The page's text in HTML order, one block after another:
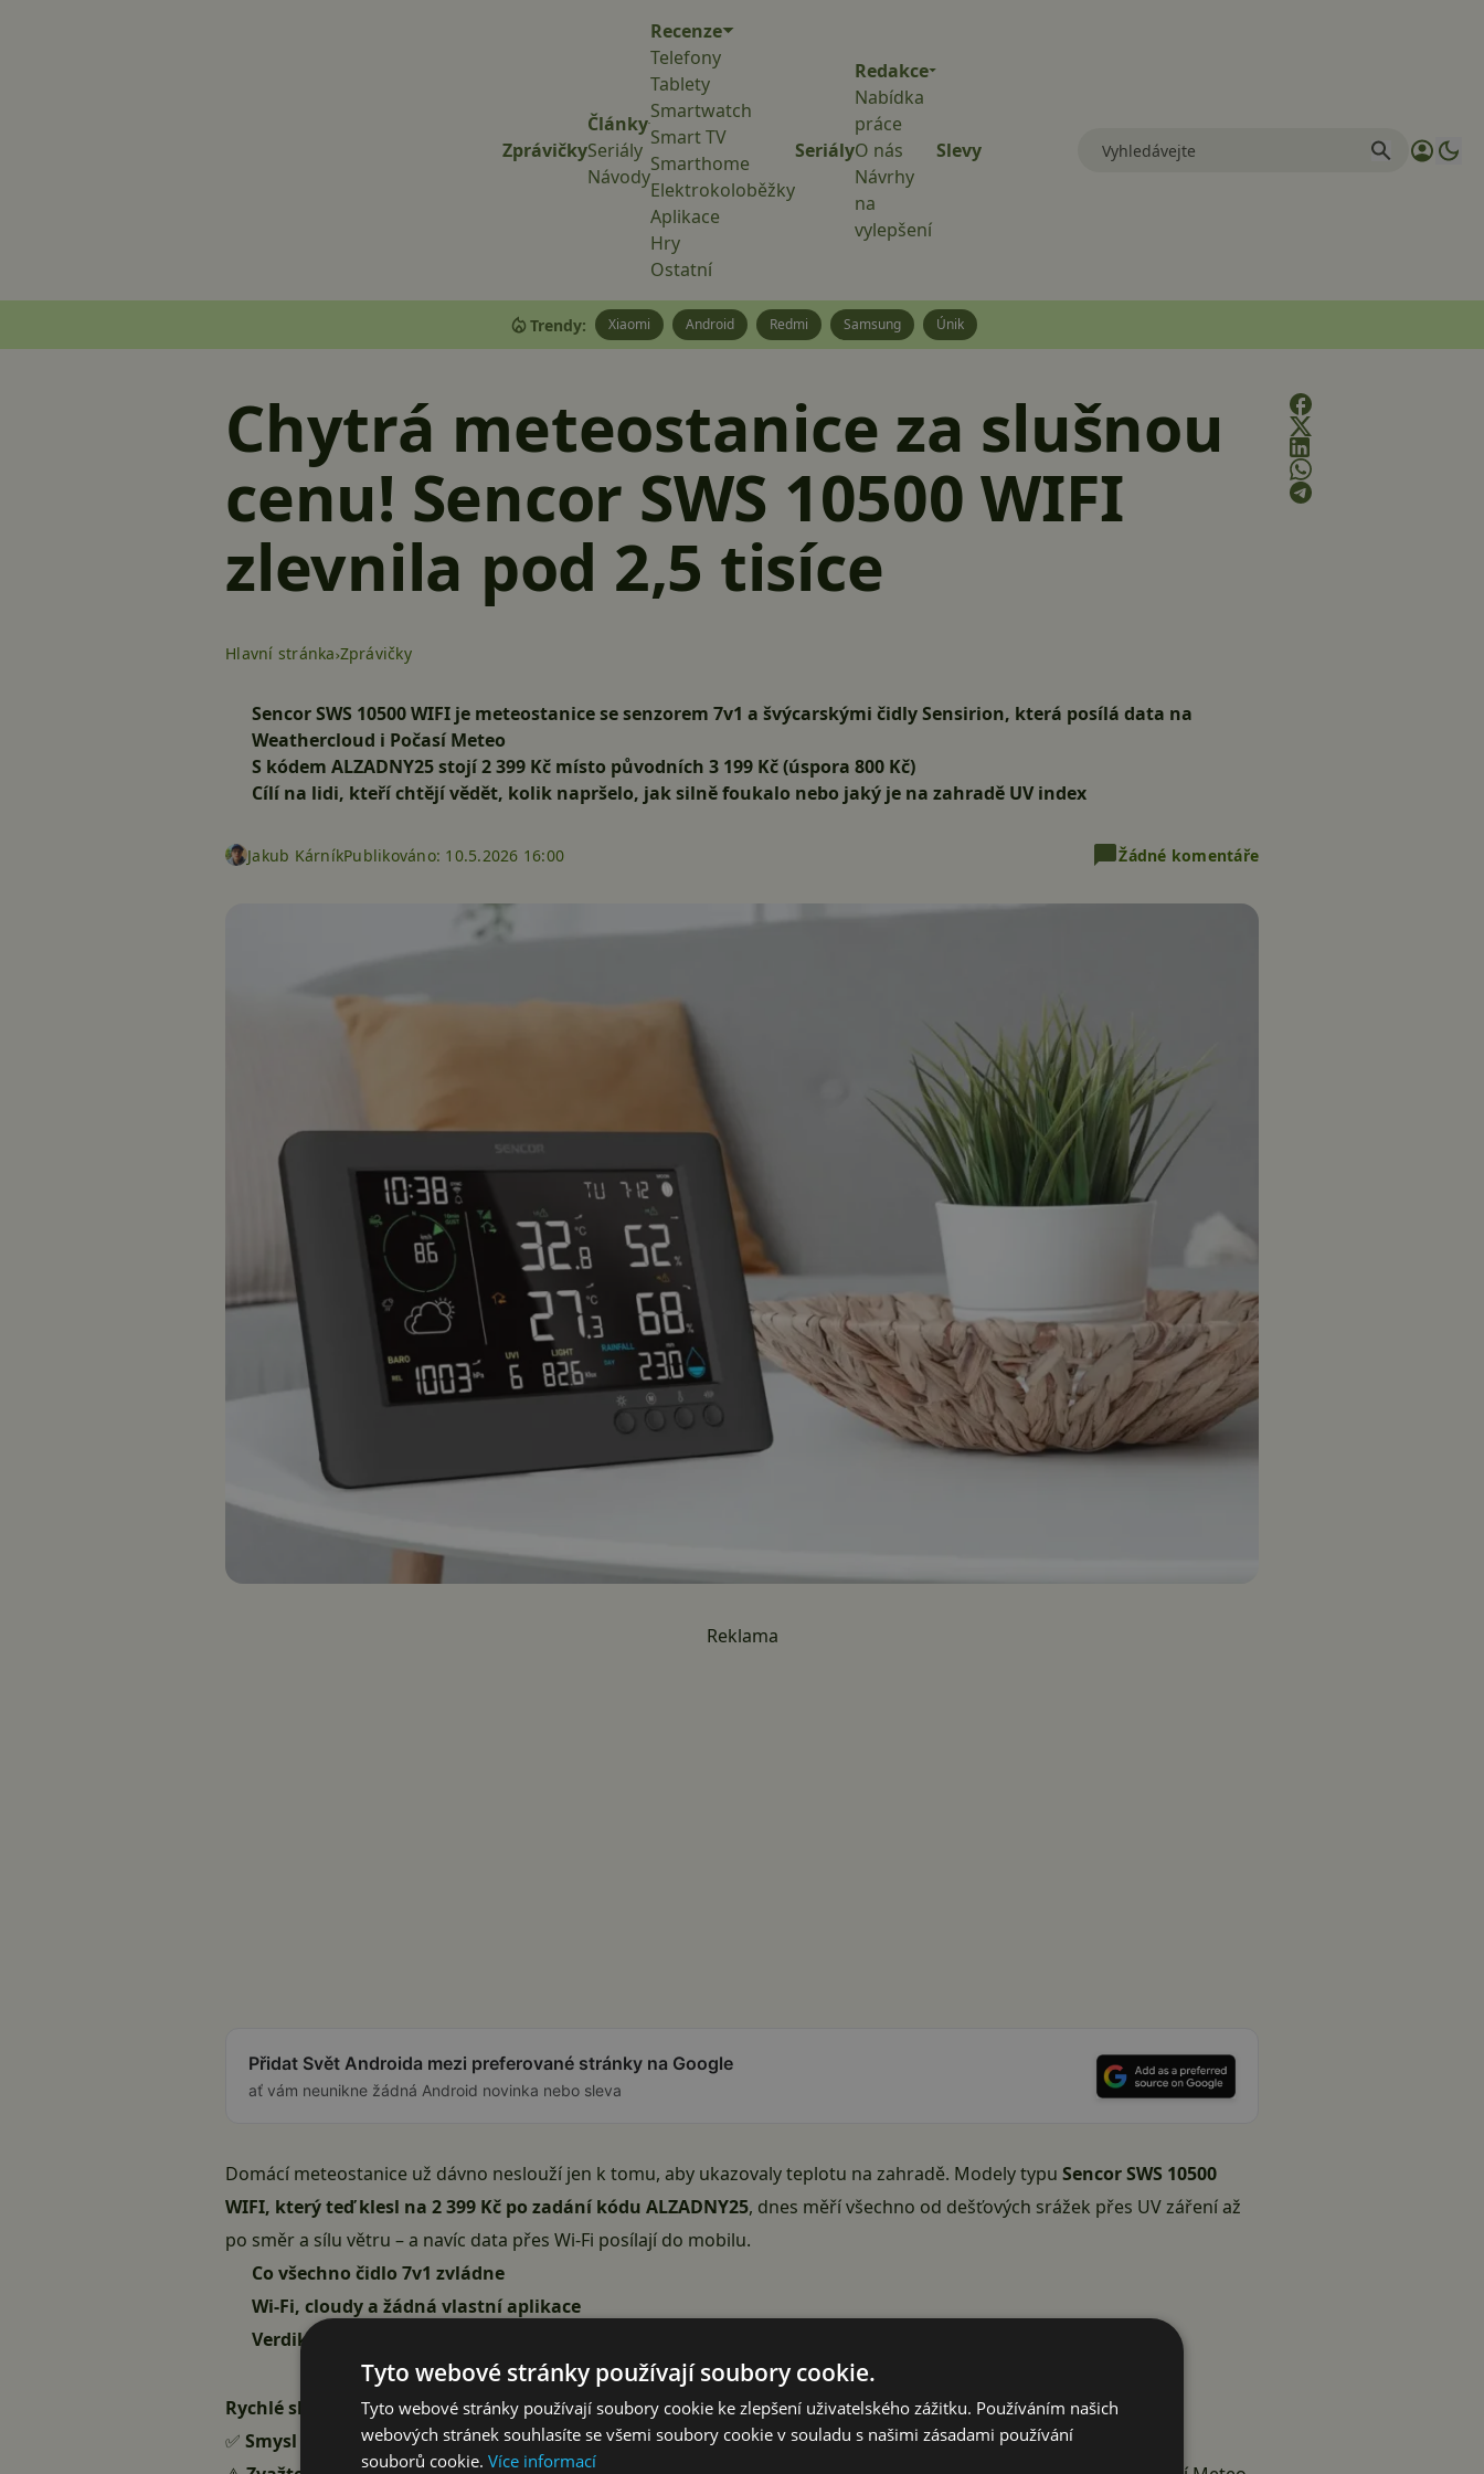
Zprávičky
Články
Seriály
Návody
Recenze
Telefony
Tablety
Smartwatch
Smart TV
Smarthome
Elektrokoloběžky
Aplikace
Hry
Ostatní
Seriály
Redakce
Nabídka
práce
O nás
Návrhy
na
vylepšení
Slevy
Trendy: Xiaomi Android Redmi Samsung Únik
Chytrá meteostanice za slušnou
cenu! Sencor SWS 10500 WIFI
zlevnila pod 2,5 tisíce
Hlavní stránka Zprávičky
Sencor SWS 10500 WIFI je meteostanice se senzorem 7v1 a švýcarskými čidly Sensirion, která posílá data na
Weathercloud i Počasí Meteo
S kódem ALZADNY25stojí2 399 Kč místo původních 3 199 Kč (úspora 800 Kč)
Cílí na lidi, kteří chtějí vědět, kolik napršelo, jak silně foukalo nebo jaký je na zahradě UV index
Jakub KárníkPublikováno: 10.5.2026 16:00 Žádné komentáře
Reklama
Přidat Svět Androida mezi preferované stránky na Google
ať vám neunikne žádná Android novinka nebo sleva
Domácí meteostanice už dávno neslouží jen k tomu, aby ukazovaly teplotu na zahradě. Modely typu Sencor SWS 10500
WIFI, který teď klesl na 2 399 Kč po zadání kódu ALZADNY25, dnes měří všechno od dešťových srážek přes UV záření až
po směr a sílu větru – a navíc data přes Wi-Fi posílají do mobilu.
Co všechno čidlo 7v1 zvládne
Wi-Fi, cloudy a žádná vlastní aplikace
Verdikt: pro koho dává smysl
Rychlé shrnutí:
✅ Smysl dává
, pokud chcete přesně vědět, co se děje s počasím u vás na zahradě, na chatě nebo na balkoně.
Tyto webové stránky používají soubory cookie.
Tyto webové stránky používají soubory cookie ke zlepšení uživatelského zážitku. Používáním našich
webových stránek souhlasíte se všemi soubory cookie v souladu s našimi zásadami používání
souborů cookie. Více informací